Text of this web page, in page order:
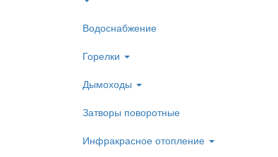
Водоснабжение
Горелки
Дымоходы
Затворы поворотные
Инфракрасное отопление